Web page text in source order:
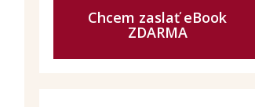
Chcem zaslať eBook
ZDARMA